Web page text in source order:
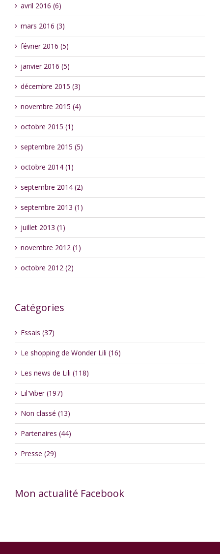
avril 2016 (6)
mars 2016 (3)
février 2016 (5)
janvier 2016 (5)
décembre 2015 (3)
novembre 2015 (4)
octobre 2015 (1)
septembre 2015 (5)
octobre 2014 (1)
septembre 2014 (2)
septembre 2013 (1)
juillet 2013 (1)
novembre 2012 (1)
octobre 2012 (2)
Catégories
Essais (37)
Le shopping de Wonder Lili (16)
Les news de Lili (118)
Lil'Viber (197)
Non classé (13)
Partenaires (44)
Presse (29)
Mon actualité Facebook